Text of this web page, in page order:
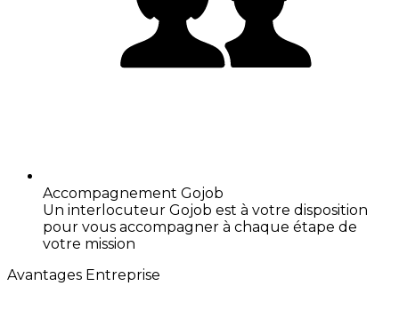
Accompagnement Gojob
Un interlocuteur Gojob est à votre disposition
pour vous accompagner à chaque étape de
votre mission
Avantages Entreprise